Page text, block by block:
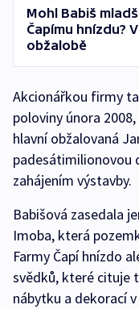
Mohl Babiš
Čapímu hnízdu?
obžalobě
Akcionářkou firmy
poloviny února
hlavní obžalovaná
padesátimilionovou
zahájením výstavby.
Babišová zasedala
Imoba, která
Farmy Čapí hnízdo
svědků, které cituje
nábytku a dekorací